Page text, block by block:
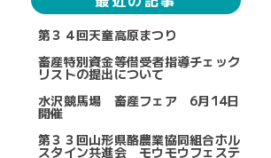
第３４回天童高原まつり
畜産特別資金等借受者指導チェック
リストの提出について
水沢競馬場 畜産フェア 6月14日
開催
第３３回山形県酪農業協同組合ホル
スタイン共進会 モウモウフェステ